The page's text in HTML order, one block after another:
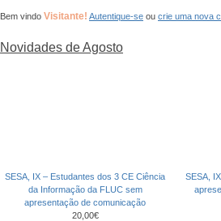
Bem vindo Visitante! Autentique-se ou crie uma nova
Novidades de Agosto
SESA, IX – Estudantes dos 3 CE Ciência
da Informação da FLUC sem
apresentação de comunicação
20,00€
SESA,